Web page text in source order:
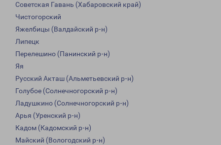
Советская Гавань (Хабаровский край)
Чистогорский
Яжелбицы (Валдайский р-н)
Липецк
Перелешино (Панинский р-н)
Яя
Русский Акташ (Альметьевский р-н)
Голубое (Солнечногорский р-н)
Ладушкино (Солнечногорский р-н)
Арья (Уренский р-н)
Кадом (Кадомский р-н)
Майский (Вологодский р-н)